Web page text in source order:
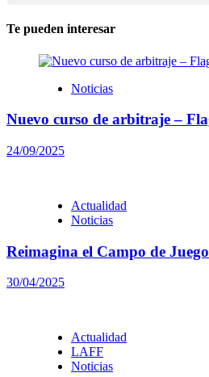
Te pueden interesar
Noticias
Nuevo curso de arbitraje –
24/09/2025
Actualidad
Noticias
Reimagina el Campo de Juego
30/04/2025
Actualidad
LAFF
Noticias